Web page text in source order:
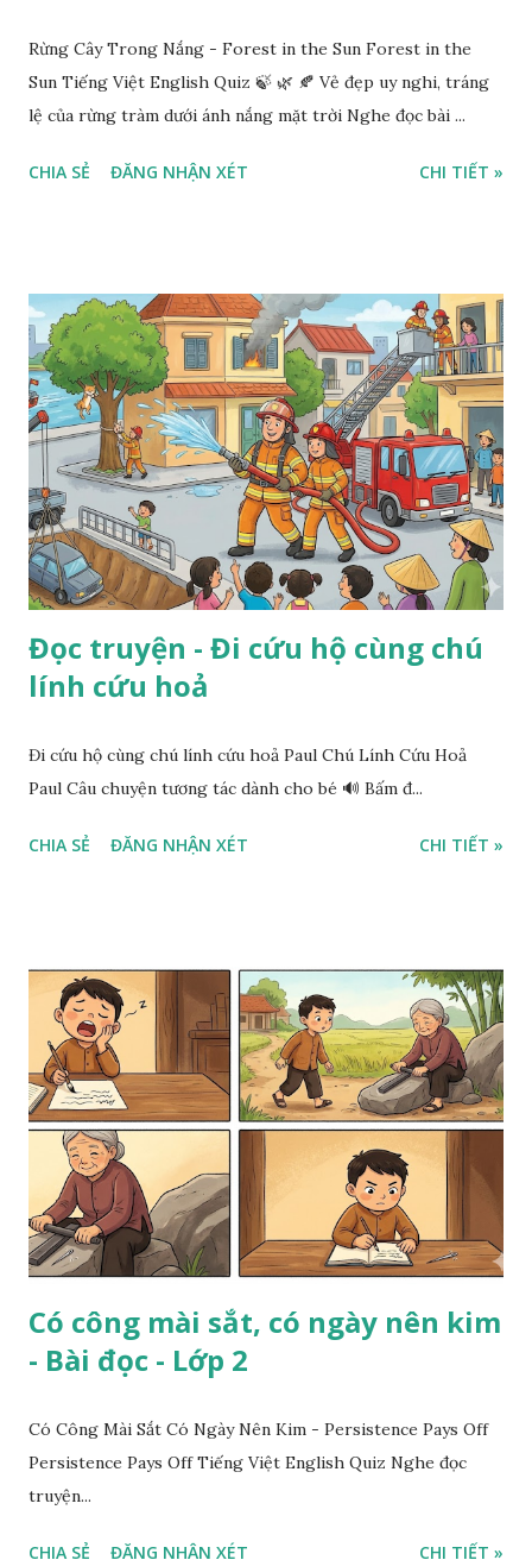
Rừng Cây Trong Nắng - Forest in the Sun Forest in the
Sun Tiếng Việt English Quiz 🍃 🌿 🍂 Vẻ đẹp uy nghi, tráng
lệ của rừng tràm dưới ánh nắng mặt trời Nghe đọc bài ...
CHIA SẺ ĐĂNG NHẬN XÉT CHI TIẾT »
Đọc truyện - Đi cứu hộ cùng chú
lính cứu hoả
Đi cứu hộ cùng chú lính cứu hoả Paul Chú Lính Cứu Hoả
Paul Câu chuyện tương tác dành cho bé 🔊 Bấm đ...
CHIA SẺ ĐĂNG NHẬN XÉT CHI TIẾT »
Có công mài sắt, có ngày nên kim
- Bài đọc - Lớp 2
Có Công Mài Sắt Có Ngày Nên Kim - Persistence Pays Off
Persistence Pays Off Tiếng Việt English Quiz Nghe đọc
truyện...
CHIA SẺ ĐĂNG NHẬN XÉT CHI TIẾT »